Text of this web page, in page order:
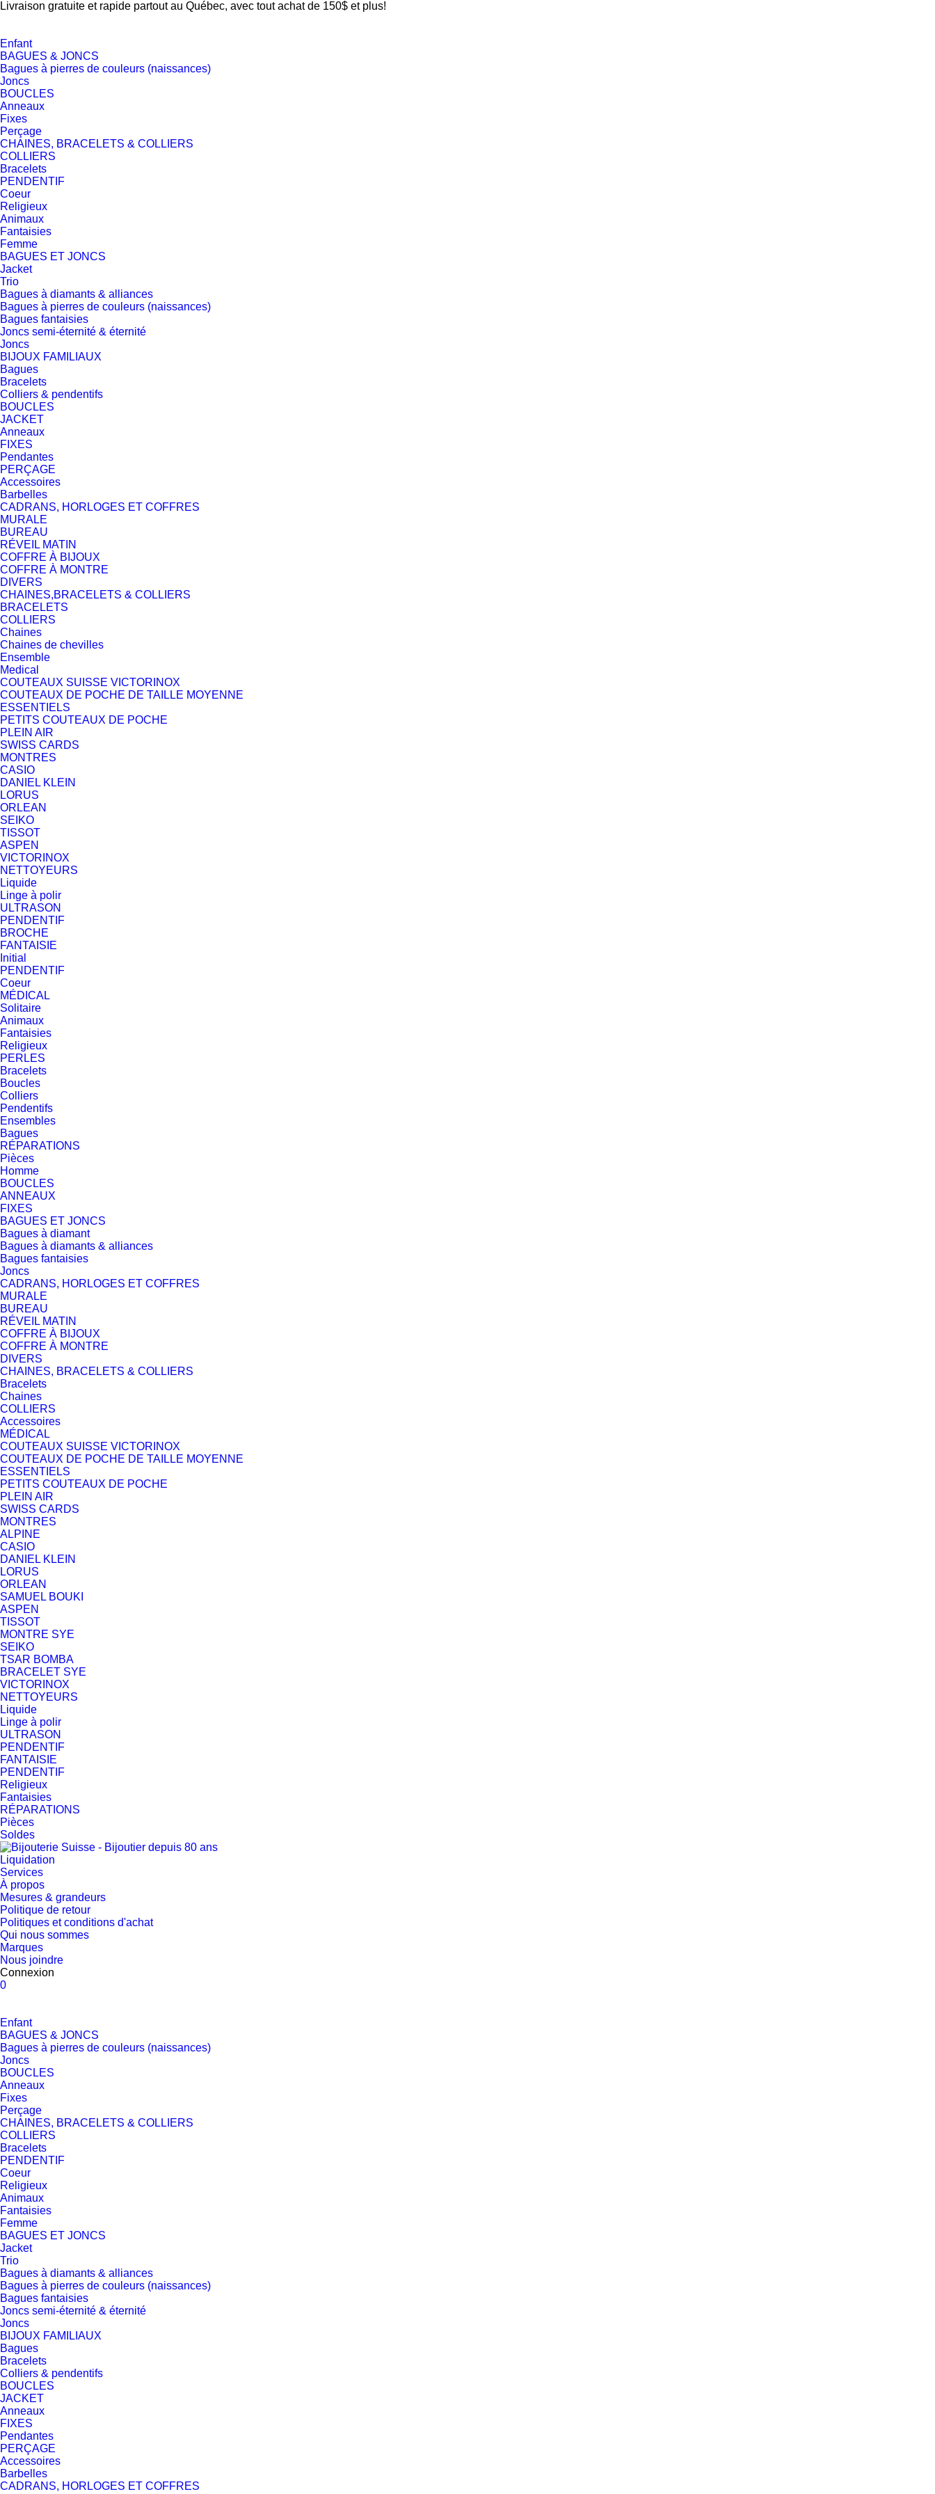
Livraison gratuite et rapide partout au Québec, avec tout achat de 150$ et plus!
Enfant
BAGUES & JONCS
Bagues à pierres de couleurs (naissances)
Joncs
BOUCLES
Anneaux
Fixes
Perçage
CHAINES, BRACELETS & COLLIERS
COLLIERS
Bracelets
PENDENTIF
Coeur
Religieux
Animaux
Fantaisies
Femme
BAGUES ET JONCS
Jacket
Trio
Bagues à diamants & alliances
Bagues à pierres de couleurs (naissances)
Bagues fantaisies
Joncs semi-éternité & éternité
Joncs
BIJOUX FAMILIAUX
Bagues
Bracelets
Colliers & pendentifs
BOUCLES
JACKET
Anneaux
FIXES
Pendantes
PERÇAGE
Accessoires
Barbelles
CADRANS, HORLOGES ET COFFRES
MURALE
BUREAU
RÉVEIL MATIN
COFFRE À BIJOUX
COFFRE À MONTRE
DIVERS
CHAINES,BRACELETS & COLLIERS
BRACELETS
COLLIERS
Chaines
Chaines de chevilles
Ensemble
Medical
COUTEAUX SUISSE VICTORINOX
COUTEAUX DE POCHE DE TAILLE MOYENNE
ESSENTIELS
PETITS COUTEAUX DE POCHE
PLEIN AIR
SWISS CARDS
MONTRES
CASIO
DANIEL KLEIN
LORUS
ORLEAN
SEIKO
TISSOT
ASPEN
VICTORINOX
NETTOYEURS
Liquide
Linge à polir
ULTRASON
PENDENTIF
BROCHE
FANTAISIE
Initial
PENDENTIF
Coeur
MÉDICAL
Solitaire
Animaux
Fantaisies
Religieux
PERLES
Bracelets
Boucles
Colliers
Pendentifs
Ensembles
Bagues
RÉPARATIONS
Pièces
Homme
BOUCLES
ANNEAUX
FIXES
BAGUES ET JONCS
Bagues à diamant
Bagues à diamants & alliances
Bagues fantaisies
Joncs
CADRANS, HORLOGES ET COFFRES
MURALE
BUREAU
RÉVEIL MATIN
COFFRE À BIJOUX
COFFRE À MONTRE
DIVERS
CHAINES, BRACELETS & COLLIERS
Bracelets
Chaines
COLLIERS
Accessoires
MÉDICAL
COUTEAUX SUISSE VICTORINOX
COUTEAUX DE POCHE DE TAILLE MOYENNE
ESSENTIELS
PETITS COUTEAUX DE POCHE
PLEIN AIR
SWISS CARDS
MONTRES
ALPINE
CASIO
DANIEL KLEIN
LORUS
ORLEAN
SAMUEL BOUKI
ASPEN
TISSOT
MONTRE SYE
SEIKO
TSAR BOMBA
BRACELET SYE
VICTORINOX
NETTOYEURS
Liquide
Linge à polir
ULTRASON
PENDENTIF
FANTAISIE
PENDENTIF
Religieux
Fantaisies
RÉPARATIONS
Pièces
Soldes
Liquidation
Services
À propos
Mesures & grandeurs
Politique de retour
Politiques et conditions d'achat
Qui nous sommes
Marques
Nous joindre
Connexion
0
Enfant
BAGUES & JONCS
Bagues à pierres de couleurs (naissances)
Joncs
BOUCLES
Anneaux
Fixes
Perçage
CHAINES, BRACELETS & COLLIERS
COLLIERS
Bracelets
PENDENTIF
Coeur
Religieux
Animaux
Fantaisies
Femme
BAGUES ET JONCS
Jacket
Trio
Bagues à diamants & alliances
Bagues à pierres de couleurs (naissances)
Bagues fantaisies
Joncs semi-éternité & éternité
Joncs
BIJOUX FAMILIAUX
Bagues
Bracelets
Colliers & pendentifs
BOUCLES
JACKET
Anneaux
FIXES
Pendantes
PERÇAGE
Accessoires
Barbelles
CADRANS, HORLOGES ET COFFRES